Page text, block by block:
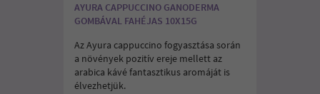
AYURA CAPPUCCINO GANODERMA
GOMBÁVAL FAHÉJAS 10X15G
Az Ayura cappuccino fogyasztása során
a növények pozitív ereje mellett az
arabica kávé fantasztikus aromáját is
élvezhetjük.